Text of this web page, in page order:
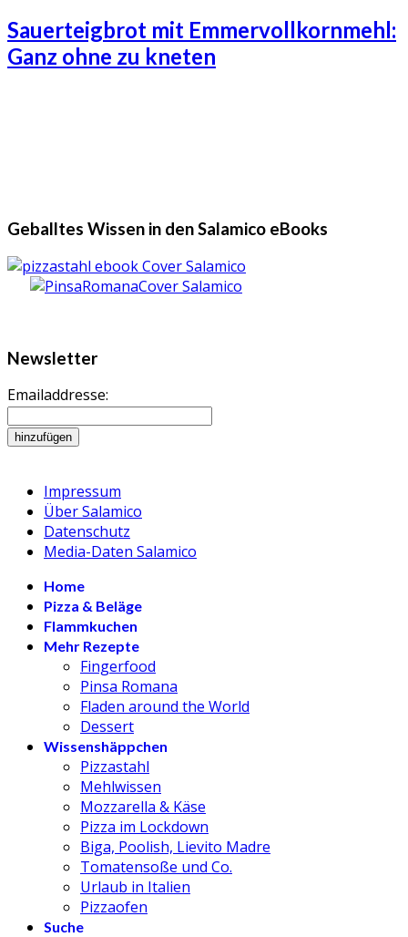
Sauerteigbrot mit Emmervollkornmehl:
Ganz ohne zu kneten
Geballtes Wissen in den Salamico eBooks
Newsletter
Emailaddresse:
Impressum
Über Salamico
Datenschutz
Media-Daten Salamico
Home
Pizza & Beläge
Flammkuchen
Mehr Rezepte
Fingerfood
Pinsa Romana
Fladen around the World
Dessert
Wissenshäppchen
Pizzastahl
Mehlwissen
Mozzarella & Käse
Pizza im Lockdown
Biga, Poolish, Lievito Madre
Tomatensoße und Co.
Urlaub in Italien
Pizzaofen
Suche